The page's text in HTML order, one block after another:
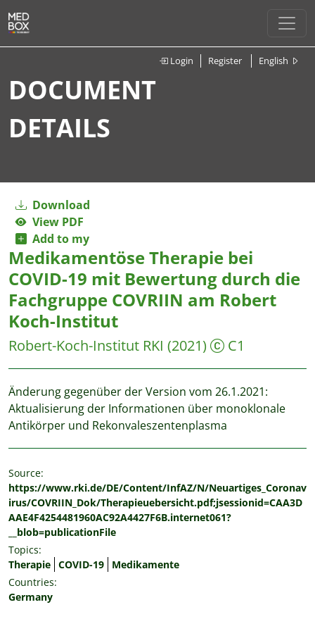
Login Register English
DOCUMENT
DETAILS
Download
View PDF
Add to my
Medikamentöse Therapie bei
COVID-19 mit Bewertung durch die
Fachgruppe COVRIIN am Robert
Koch-Institut
Robert-Koch-Institut RKI (2021) C1
Änderung gegenüber der Version vom 26.1.2021:
Aktualisierung der Informationen über monoklonale
Antikörper und Rekonvaleszentenplasma
Source:
https://www.rki.de/DE/Content/InfAZ/N/Neuartiges_Coronav
irus/COVRIIN_Dok/Therapieuebersicht.pdf;jsessionid=CAA3D
AAE4F4254481960AC92A4427F6B.internet061?
__blob=publicationFile
Topics:
Therapie COVID-19
Medikamente
Countries:
Germany